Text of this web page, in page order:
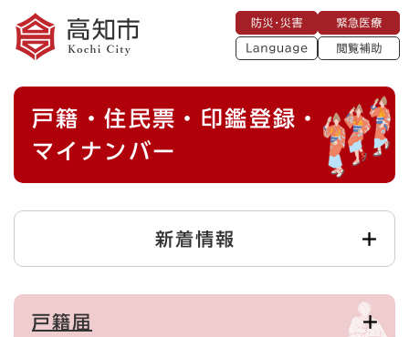
メニューを飛ばして本文へ
災
・
災
急
医
療
L
a
a
g
閲
助
本
戸籍・住民票・印鑑登録・
マイナンバー
新着情報
戸籍届